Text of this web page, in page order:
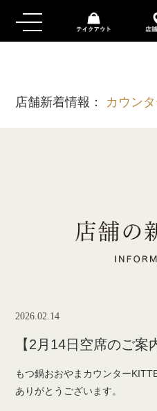
店舗新着情報： カウン
2026.02.14
【2月14日空席のご案
もつ鍋おおやまカウンター
ありがとうございます。